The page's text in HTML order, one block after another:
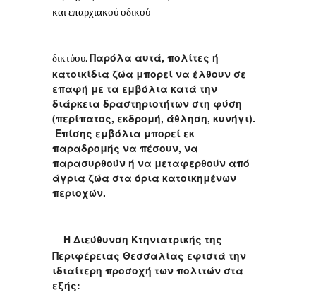
και επαρχιακού οδικού
δικτύου.Παρόλα αυτά, πολίτες ή
κατοικίδια ζώα μπορεί να έλθουν σε
επαφή με τα εμβόλια κατά την
διάρκεια δραστηριοτήτων στη φύση
(περίπατος, εκδρομή, άθληση, κυνήγι).
Επίσης εμβόλια μπορεί εκ
παραδρομής να πέσουν, να
παρασυρθούν ή να μεταφερθούν από
άγρια ζώα στα όρια κατοικημένων
περιοχών.
Η Διεύθυνση Κτηνιατρικής της
Περιφέρειας Θεσσαλίας εφιστά την
ιδιαίτερη προσοχή των πολιτών στα
εξής: